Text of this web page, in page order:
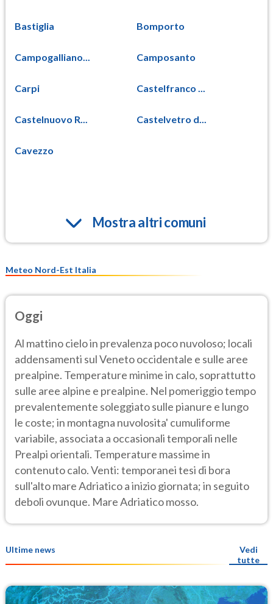
Bastiglia Bomporto
Campogalliano... Camposanto
Carpi Castelfranco ...
Castelnuovo R... Castelvetro d...
Cavezzo
Mostra altri comuni
Meteo Nord-Est Italia
Oggi
Al mattino cielo in prevalenza poco nuvoloso; locali
addensamenti sul Veneto occidentale e sulle aree
prealpine. Temperature minime in calo, soprattutto
sulle aree alpine e prealpine. Nel pomeriggio tempo
prevalentemente soleggiato sulle pianure e lungo
le coste; in montagna nuvolosita' cumuliforme
variabile, associata a occasionali temporali nelle
Prealpi orientali. Temperature massime in
contenuto calo. Venti: temporanei tesi di bora
sull'alto mare Adriatico a inizio giornata; in seguito
deboli ovunque. Mare Adriatico mosso.
Ultime news
Vedi
tutte